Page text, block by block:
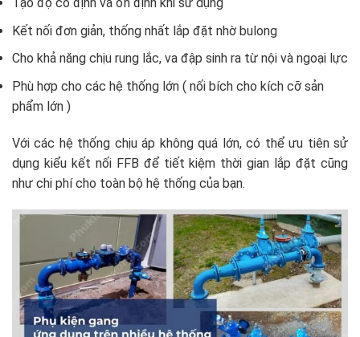
Kết nối đơn giản, thống nhất lắp đặt nhờ bulong
Cho khả năng chịu rung lắc, va đập sinh ra từ nội và ngoại lực
Phù hợp cho các hệ thống lớn ( nối bích cho kích cỡ sản
phẩm lớn )
Với các hệ thống chịu áp không quá lớn, có thể ưu tiên sử
dụng kiểu kết nối FFB để tiết kiệm thời gian lắp đặt cũng
như chi phí cho toàn bộ hệ thống của bạn.